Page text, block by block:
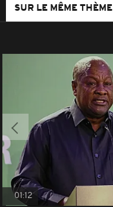
SUR LE MÊME THÈME
01:12